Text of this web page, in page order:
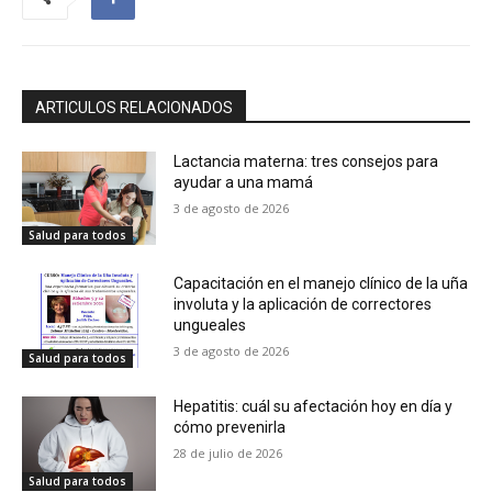
ARTICULOS RELACIONADOS
Salud para todos
Lactancia materna: tres consejos para
ayudar a una mamá
3 de agosto de 2026
Salud para todos
Capacitación en el manejo clínico de la uña
involuta y la aplicación de correctores
ungueales
3 de agosto de 2026
Salud para todos
Hepatitis: cuál su afectación hoy en día y
cómo prevenirla
28 de julio de 2026